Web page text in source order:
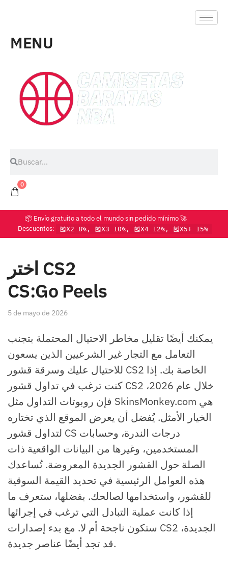
MENU
0
📦 Envío gratuito a todo el mundo sin pedido mínimo 🚀
Descuentos:
🎽X2 8%, 🎽X3 10%, 🎽X4 12%, 🎽X5+ 15%
اختر CS2
CS:Go Peels
5 de mayo de 2026
يمكنك أيضًا تقليل مخاطر الاحتيال المحتملة بتجنب
التعامل مع التجار غير الشرعيين الذين يسعون
للاحتيال عليك وسرقة قشور CS2 الخاصة بك. إذا
كنت ترغب في تداول قشور CS2 خلال عام 2026،
فإن روبوتات التداول مثل SkinsMonkey.com هي
الخيار الأمثل. يُفضل أن يعرض الموقع الذي تختاره
لتداول قشور CS درجات الندرة، وحسابات
المستخدمين، وغيرها من البيانات الواقعية ذات
الصلة حول القشور الجديدة المعروضة. تُساعدك
هذه العوامل الرئيسية في تحديد القيمة السوقية
للقشور، واستخدامها لصالحك. بفضلها، ستعرف ما
إذا كانت عملية التبادل التي ترغب في إجرائها
ستكون ناجحة أم لا. مع بدء إصدارات CS2 الجديدة،
قد تجد أيضًا عناصر جديدة.